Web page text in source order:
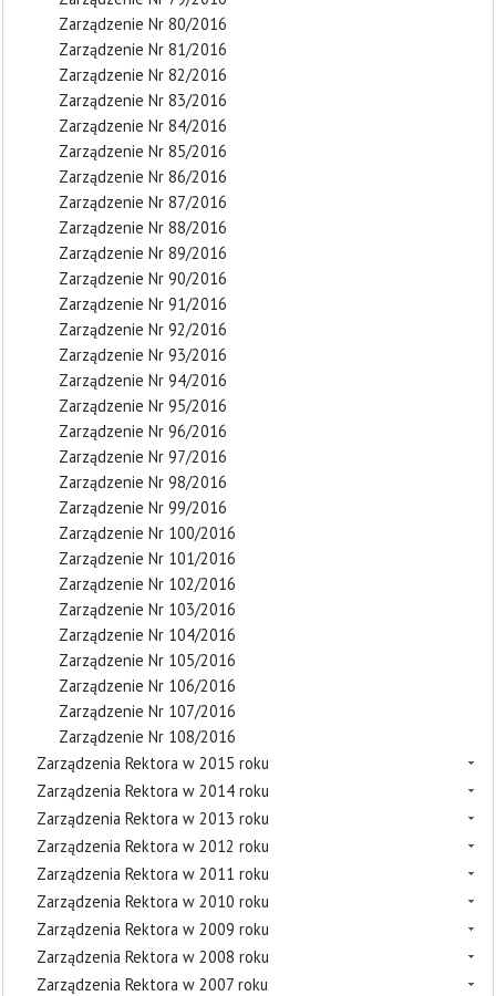
Zarządzenie Nr 80/2016
Zarządzenie Nr 81/2016
Zarządzenie Nr 82/2016
Zarządzenie Nr 83/2016
Zarządzenie Nr 84/2016
Zarządzenie Nr 85/2016
Zarządzenie Nr 86/2016
Zarządzenie Nr 87/2016
Zarządzenie Nr 88/2016
Zarządzenie Nr 89/2016
Zarządzenie Nr 90/2016
Zarządzenie Nr 91/2016
Zarządzenie Nr 92/2016
Zarządzenie Nr 93/2016
Zarządzenie Nr 94/2016
Zarządzenie Nr 95/2016
Zarządzenie Nr 96/2016
Zarządzenie Nr 97/2016
Zarządzenie Nr 98/2016
Zarządzenie Nr 99/2016
Zarządzenie Nr 100/2016
Zarządzenie Nr 101/2016
Zarządzenie Nr 102/2016
Zarządzenie Nr 103/2016
Zarządzenie Nr 104/2016
Zarządzenie Nr 105/2016
Zarządzenie Nr 106/2016
Zarządzenie Nr 107/2016
Zarządzenie Nr 108/2016
Zarządzenia Rektora w 2015 roku
Zarządzenia Rektora w 2014 roku
Zarządzenia Rektora w 2013 roku
Zarządzenia Rektora w 2012 roku
Zarządzenia Rektora w 2011 roku
Zarządzenia Rektora w 2010 roku
Zarządzenia Rektora w 2009 roku
Zarządzenia Rektora w 2008 roku
Zarządzenia Rektora w 2007 roku